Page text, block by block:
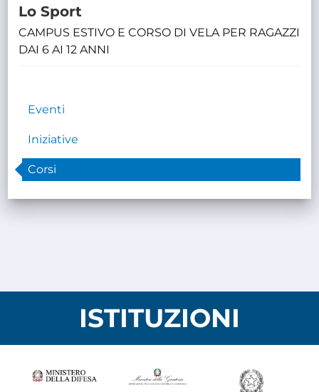
Lo Sport
CAMPUS ESTIVO E CORSO DI VELA PER RAGAZZI
DAI 6 AI 12 ANNI
Eventi
Iniziative
Corsi
ISTITUZIONI